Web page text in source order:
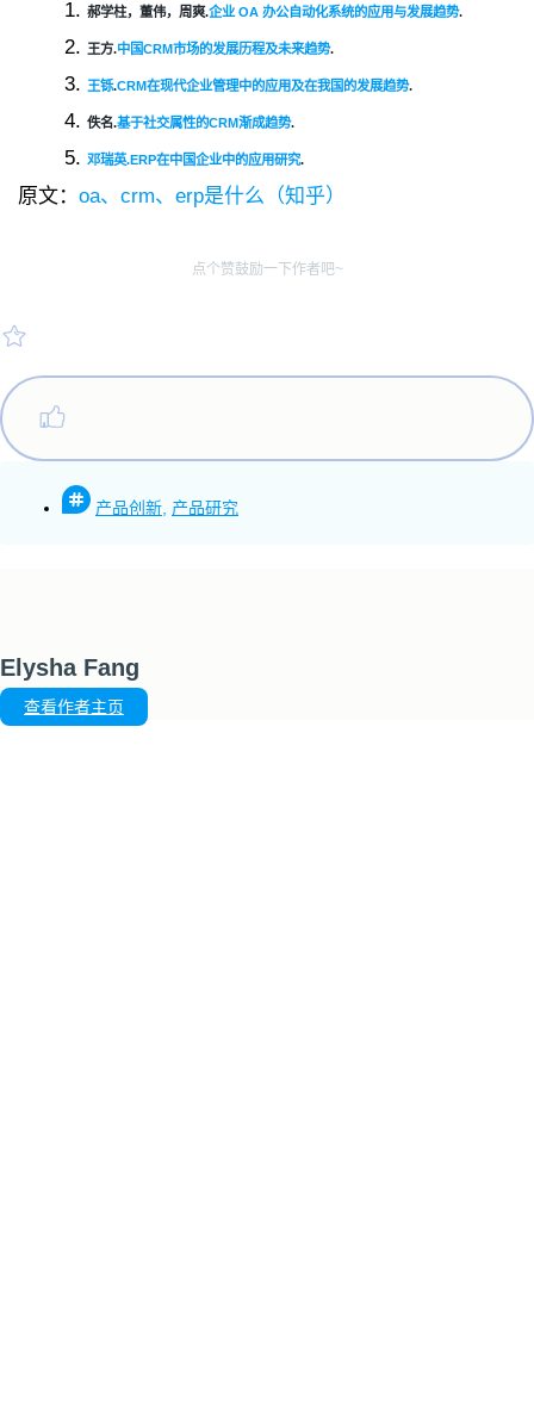
郝学柱，董伟，周爽.企业 OA 办公自动化系统的应用与发展趋势.
王方.中国CRM市场的发展历程及未来趋势.
王铄.CRM在现代企业管理中的应用及在我国的发展趋势.
佚名.基于社交属性的CRM渐成趋势.
邓瑞英.ERP在中国企业中的应用研究.
原文： oa、crm、erp是什么（知乎）
点个赞鼓励一下作者吧~
产品创新 产品研究
Elysha Fang
查看作者主页